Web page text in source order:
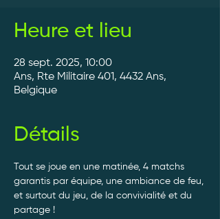
Heure et lieu
28 sept. 2025, 10:00
Ans, Rte Militaire 401, 4432 Ans,
Belgique
Détails
Tout se joue en une matinée, 4 matchs
garantis par équipe, une ambiance de feu,
et surtout du jeu, de la convivialité et du
partage !